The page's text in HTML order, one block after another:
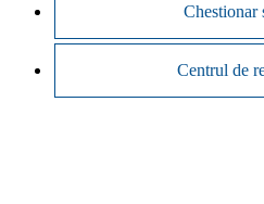
Chestionar
Centrul de